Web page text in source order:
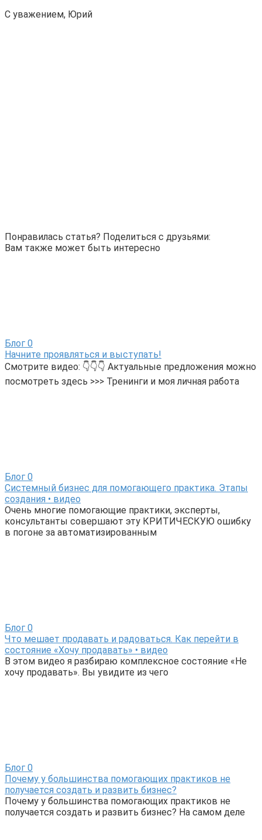
С уважением, Юрий
Понравилась статья? Поделиться с друзьями:
Вам также может быть интересно
Блог 0
Начните проявляться и выступать!
Смотрите видео: 👇👇👇 Актуальные предложения можно
посмотреть здесь >>> Тренинги и моя личная работа
Блог 0
Системный бизнес для помогающего практика. Этапы
создания • видео
Очень многие помогающие практики, эксперты,
консультанты совершают эту КРИТИЧЕСКУЮ ошибку
в погоне за автоматизированным
Блог 0
Что мешает продавать и радоваться. Как перейти в
состояние «Хочу продавать» • видео
В этом видео я разбираю комплексное состояние «Не
хочу продавать». Вы увидите из чего
Блог 0
Почему у большинства помогающих практиков не
получается создать и развить бизнес?
Почему у большинства помогающих практиков не
получается создать и развить бизнес? На самом деле